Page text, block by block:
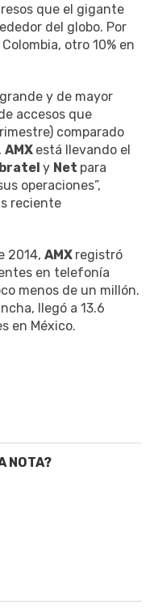
que el gigante
del globo. Por
otro 10% en
y de mayor
accesos que
comparado
AMX está llevando el
y Net para
operaciones”,
reciente
2014, AMX registró
en telefonía
menos de un millón.
llegó a 13.6
en México.
NOTA?